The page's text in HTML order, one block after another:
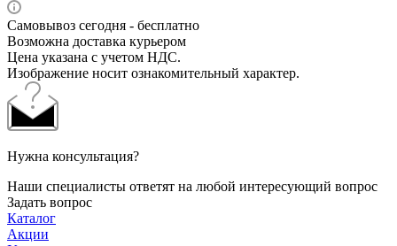
Самовывоз сегодня - бесплатно
Возможна доставка курьером
Цена указана с учетом НДС.
Изображение носит ознакомительный характер.
Нужна консультация?
Наши специалисты ответят на любой интересующий вопрос
Задать вопрос
Каталог
Акции